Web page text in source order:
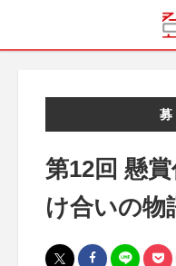
第12回 懸
け合いの物